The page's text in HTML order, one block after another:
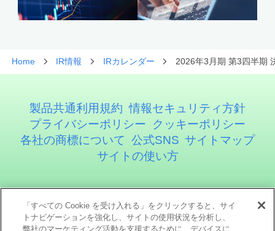
Home IR情報 IRカレンダー 2026年3月期 第3四半期
製品共通利用規約 情報セキュリティ方針
プライバシーポリシー
クッキーポリシー
各社の商標について 公式SNS サイトマップ
サイトの使い方
アステリア株式会社
「すべての Cookie を受け入れる」をクリックすると、サイ
トナビゲーションを強化し、サイトの使用状況を分析し、
弊社のマーケティング活動を支援するために、デバイスに